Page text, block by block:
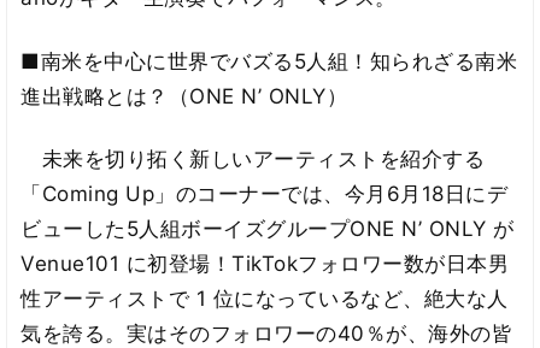
■南米を中心に世界でバズる5人組！知られざる南米
進出戦略とは？（ONE N’ ONLY）
未来を切り拓く新しいアーティストを紹介する
「Coming Up」のコーナーでは、今月6月18日にデ
ビューした5人組ボーイズグループONE N’ ONLY が
Venue101 に初登場！TikTokフォロワー数が日本男
性アーティストで 1 位になっているなど、絶大な人
気を誇る。実はそのフォロワーの40％が、海外の皆